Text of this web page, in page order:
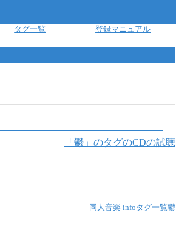
タグ一覧 登録マニュアル
「 鬱 」のタグのCDの試聴
同人音楽 infoタグ一覧鬱